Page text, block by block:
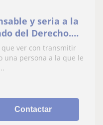
y seria a la
del Derecho.
a estudiantes
a aquellos a
ver con transmitir
una persona a la que le
Contactar